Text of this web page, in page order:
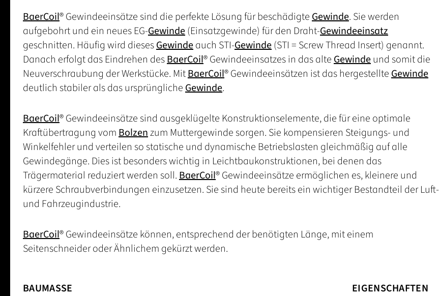
BaerCoil® Gewindeeinsätze sind die perfekte Lösung für beschädigteGewinde. Sie werden
aufgebohrt und ein neues EG-Gewinde(Einsatzgewinde) für den Draht-Gewindeeinsatz
geschnitten. Häufig wird diesesGewindeauch STI-Gewinde(STI = Screw Thread Insert) genannt.
Danach erfolgt das Eindrehen desBaerCoil® Gewindeeinsatzes in das alteGewindeund somit die
Neuverschraubung der Werkstücke. MitBaerCoil® Gewindeeinsätzen ist das hergestellteGewinde
deutlich stabiler als das ursprünglicheGewinde.
BaerCoil® Gewindeeinsätze sind ausgeklügelte Konstruktionselemente, die für eine optimale
Kraftübertragung vomBolzenzum Muttergewinde sorgen. Sie kompensieren Steigungs- und
Winkelfehler und verteilen so statische und dynamische Betriebslasten gleichmäßig auf alle
Gewindegänge. Dies ist besonders wichtig in Leichtbaukonstruktionen, bei denen das
Trägermaterial reduziert werden soll.BaerCoil® Gewindeeinsätze ermöglichen es, kleinere und
kürzere Schraubverbindungen einzusetzen. Sie sind heute bereits ein wichtiger Bestandteil der Luft-
und Fahrzeugindustrie.
BaerCoil® Gewindeeinsätze können, entsprechend der benötigten Länge, mit einem
Seitenschneider oder Ähnlichem gekürzt werden.
BAUMASSE EIGENSCHAFTEN